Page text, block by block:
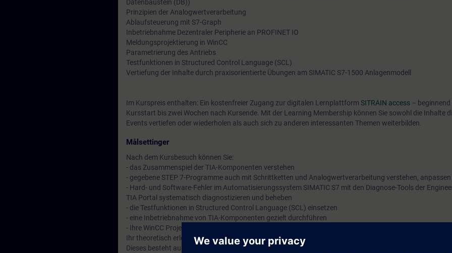
Testfunktionen kennen. Sie realisieren eine Ablaufsteuerung in
GRAPH und binden eine Analogwertverarbeitung ein. Somit
Datenbaustein (DB))
Prinzipien der Analogwertverarbeitung
Ablaufsteuerung mit S7-Graph
Inbetriebnahme Dezentraler Peripherie an PROFINET IO
Meldungsprojektierung in WinCC
Parametrierung des Antriebs
Testfunktionen in Structured Control Language (SCL)
Vertiefung der Inhalte durch praxisorientierte Übungen am SIMATIC S7-1500 Anlagenmodell
Im Kurspreis enthalten: Ein kostenfreier Zugang zur digitalen Lernplattform SITRAIN access – beginnend
Kursstart bis zwei Wochen nach Kursende. Mit der Learning Membership können Sie sowohl die Inhalte
Events vertiefen oder wiederholen als auch sich zu anderen interessanten Themen weiterbilden.
Målsettinger
Nach dem Kursbesuch können Sie:
- das Zusammenspiel der TIA-Komponenten verstehen
- gegebene STEP 7-Programme auch mit Schrittketten und Analogwertverarbeitung verstehen,
- Hard- und Software-Fehler im Automatisierungssystem SIMATIC S7 mit den Diagnose-Tools der
TIA Portal systematisch diagnostizieren und beheben
- die Testfunktionen in Structured Control Language (SCL) einsetzen
- eine Inbetriebnahme von TIA-Komponenten gezielt durchführen
- Ihre WinCC Projektierung durch kleine Änderungen bzw. Erweiterungen an neue Bedingungen anpassen
Ihr theoretisch erlerntes Wissen vertiefen Sie durch zahlreiche praxisorientierte Übungen an einem TIA-
Dieses besteht aus einem Automatisierungssystem SIMATIC S7-1500, dezentraler Peripherie ET200SP